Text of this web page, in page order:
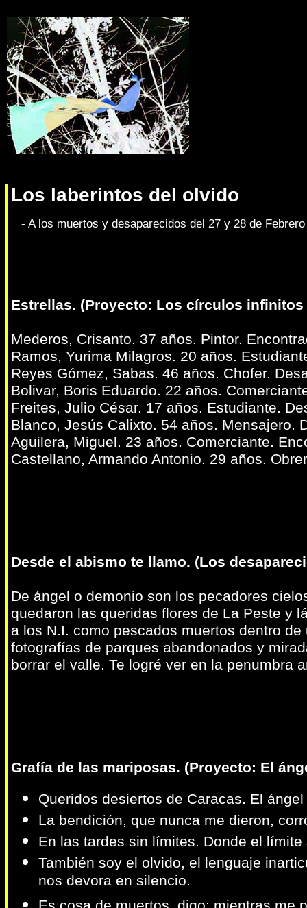
Los laberintos del olvido
- A los muertos y desaparecidos del 27 y 28 de
Estrellas. (Proyecto: Los círculos infinitos
Mederos, Crisanto. 37 años. Pintor.
Ramos, Yurima Milagros. 20 años.
Reyes Gómez, Sabas. 46 años. Chofer.
Bolivar, Boris Eduardo. 22 años.
Freites, Julio César. 17 años. Estudiante.
Blanco, Jesús Calixto. 54 años. Mensajero.
Aguilera, Miguel. 23 años. Comerciante.
Castellano, Armando Antonio. 29 años.
Desde el abismo te llamo. (Los
De ángel o demonio son los pecadores
quedaron las queridas flores de La Peste y
a los N.I. como pescados muertos dentro
fotografías de parques abandonados y
borrar el valle. Te logré ver en la penumbra
Grafía de las mariposas. (Proyecto: El
Queridos desiertos de Caracas. El
La bendición, que nunca me dieron,
En las tardes sin límites. Donde el
También soy el olvido, el lenguaje
nos devora en silencio.